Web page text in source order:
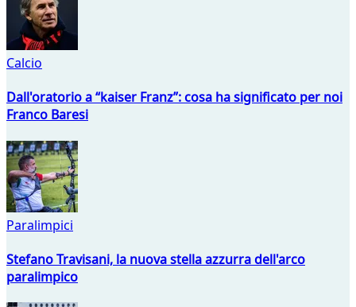
Calcio
Dall'oratorio a “kaiser Franz”: cosa ha significato per noi
Franco Baresi
Paralimpici
Stefano Travisani, la nuova stella azzurra dell'arco
paralimpico